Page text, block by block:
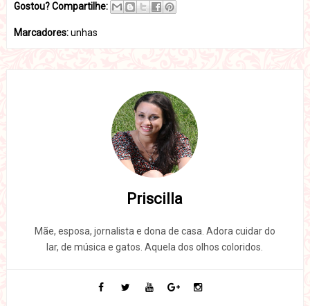
Gostou? Compartilhe:
Marcadores:unhas
Priscilla
Mãe, esposa, jornalista e dona de casa. Adora cuidar do
lar, de música e gatos. Aquela dos olhos coloridos.